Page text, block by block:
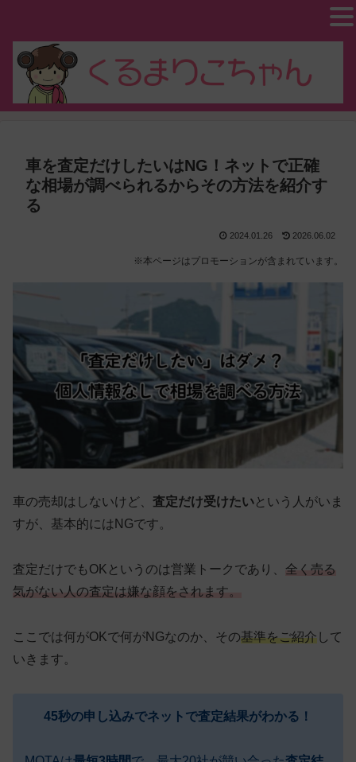
車を査定だけしたいはNG！ネットで正確
な相場が調べられるからその方法を紹介す
る
2024.01.26 2026.06.02
※本ページはプロモーションが含まれています。
車の売却はしないけど、 査定だけ受けたいという人がいま
すが、基本的にはNGです。
査定だけでもOKというのは営業トークであり、 全く売る
気がない人の査定は嫌な顔をされます。
ここでは何がOKで何がNGなのか、その基準をご紹介 して
いきます。
45秒の申し込みでネットで査定結果がわかる！